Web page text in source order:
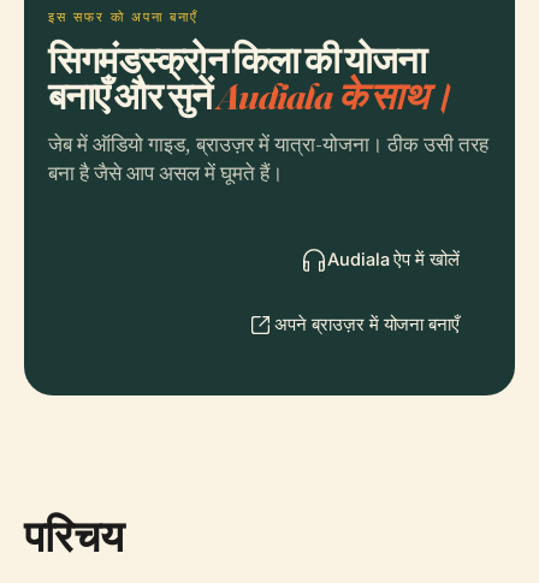
इस सफर को अपना बनाएँ
सिगमंडस्क्रोन किला की योजना
बनाएँ और सुनेंAudiala के साथ।
जेब में ऑडियो गाइड, ब्राउज़र में यात्रा-योजना। ठीक उसी तरह
बना है जैसे आप असल में घूमते हैं।
Audiala ऐप में खोलें
अपने ब्राउज़र में योजना बनाएँ
परिचय